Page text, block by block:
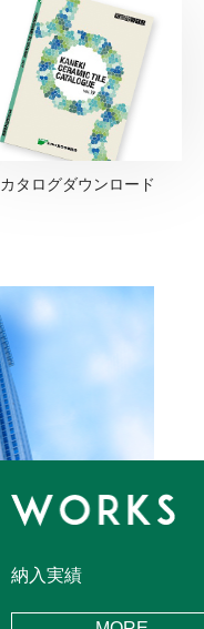
カタログダウンロード
納入実績